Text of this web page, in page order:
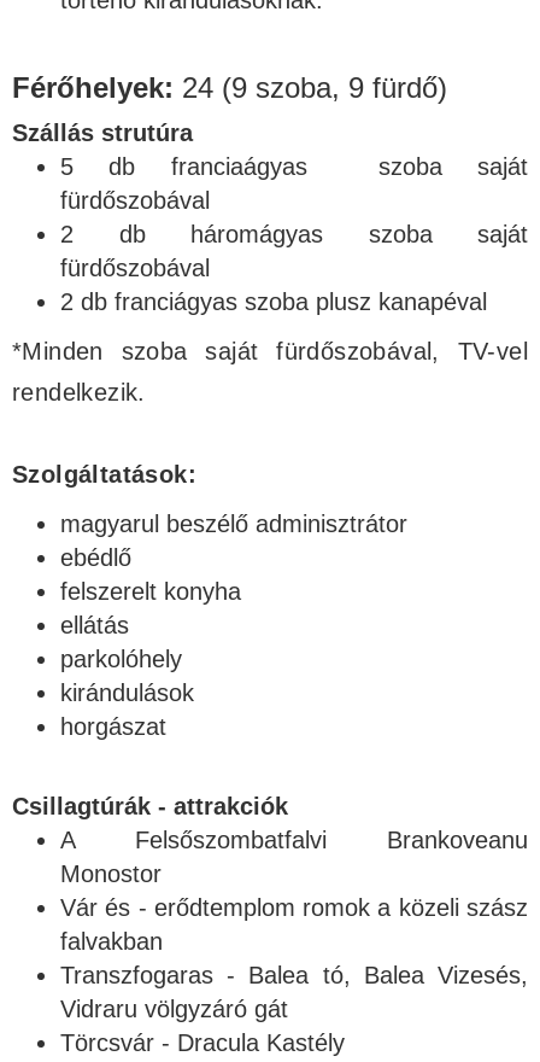
Férőhelyek: 24 (9 szoba, 9 fürdő)
Szállás strutúra
5 db franciaágyas szoba saját
fürdőszobával
2 db háromágyas szoba saját
fürdőszobával
2 db franciágyas szoba plusz kanapéval
*Minden szoba saját fürdőszobával, TV-vel
rendelkezik.
Szolgáltatások:
magyarul beszélő adminisztrátor
ebédlő
felszerelt konyha
ellátás
parkolóhely
kirándulások
horgászat
Csillagtúrák - attrakciók
A Felsőszombatfalvi Brankoveanu
Monostor
Vár és - erődtemplom romok a közeli szász
falvakban
Transzfogaras - Balea tó, Balea Vizesés,
Vidraru völgyzáró gát
Törcsvár - Dracula Kastély